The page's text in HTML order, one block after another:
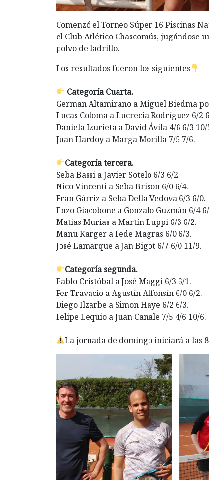
Comenzó el Torneo Súper 16 Piscinas
el Club Atlético Chascomús, jugándose
polvo de ladrillo.
Los resultados fueron los siguientes
Categoría Cuarta.
German Altamirano a Miguel Biedma
Lucas Coloma a Lucrecia Rodríguez 6/2
Daniela Izurieta a David Ávila 4/6 6/3 10/
Juan Hardoy a Marga Morilla 7/5 7/6.
Categoría tercera.
Seba Bassi a Javier Sotelo 6/3 6/2.
Nico Vincenti a Seba Brison 6/0 6/4.
Fran Gárriz a Seba Della Vedova 6/3 6/0.
Enzo Giacobone a Gonzalo Guzmán 6/4
Matias Murias a Martín Luppi 6/3 6/2.
Manu Karger a Fede Magras 6/0 6/3.
José Lamarque a Jan Bigot 6/7 6/0 11/9.
Categoría segunda.
Pablo Cristóbal a José Maggi 6/3 6/1.
Fer Travacio a Agustín Alfonsín 6/0 6/2.
Diego Ilzarbe a Simon Haye 6/2 6/3.
Felipe Lequio a Juan Canale 7/5 4/6 10/6.
La jornada de domingo iniciará a las